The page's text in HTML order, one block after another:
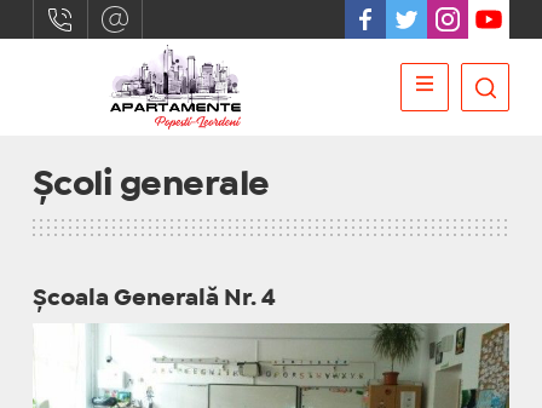
Școli generale
Școala Generală Nr. 4